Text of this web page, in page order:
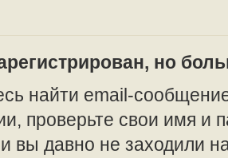
но
найти email-
проверьте свои имя и
вы давно не заходили